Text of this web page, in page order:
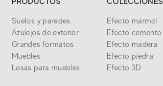
Suelos y paredes
Azulejos de exterior
Grandes formatos
Muebles
Losas para muebles
Efecto mármol
Efecto cemento
Efecto madera
Efecto piedra
Efecto 3D